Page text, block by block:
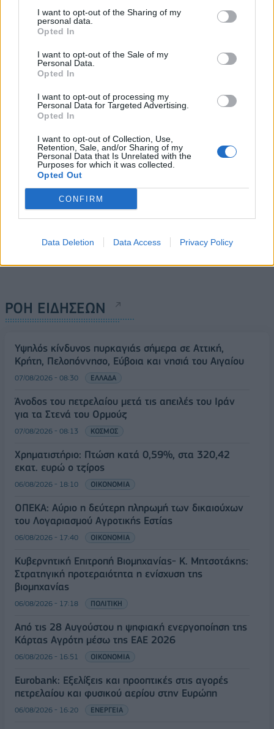
I want to opt-out of the Sharing of my
personal data.
Opted In
I want to opt-out of the Sale of my
Personal Data.
Opted In
I want to opt-out of processing my
Personal Data for Targeted Advertising.
Opted In
I want to opt-out of Collection, Use,
Retention, Sale, and/or Sharing of my
Personal Data that Is Unrelated with the
Purposes for which it was collected.
Opted Out
CONFIRM
Data Deletion Data Access Privacy Policy
Συνεργασία μεταξύ του
Κεφαλαιαγοράς
26/11/2025 - 17:04
Εθνικής Ασφαλιστικής: Να
ανακληθεί άμεσα
ΡΟΗ ΕΙΔΗΣΕΩΝ
Υψηλός κίνδυνος πυρκαγιάς σήμερα σε Αττική,
Κρήτη, Πελοπόννησο, Εύβοια και νησιά του Αιγαίου
07/08/2026 - 08:30 ΕΛΛΑΔΑ
Άνοδος του πετρελαίου μετά τις απειλές του Ιράν
για τα Στενά του Ορμούζ
07/08/2026 - 08:13 ΚΟΣΜΟΣ
Χρηματιστήριο: Πτώση κατά 0,59%, στα 320,42
εκατ. ευρώ ο τζίρος
06/08/2026 - 18:10 ΟΙΚΟΝΟΜΙΑ
ΟΠΕΚΑ: Αύριο η δεύτερη πληρωμή των δικαιούχων
του Λογαριασμού Αγροτικής Εστίας
06/08/2026 - 17:40 ΟΙΚΟΝΟΜΙΑ
Κυβερνητική Επιτροπή Βιομηχανίας- Κ. Μητσοτάκης:
Στρατηγική προτεραιότητα η ενίσχυση της
βιομηχανίας
06/08/2026 - 17:18 ΠΟΛΙΤΙΚΗ
Από τις 28 Αυγούστου η ψηφιακή ενεργοποίηση της
Κάρτας Αγρότη μέσω της ΕΑΕ 2026
06/08/2026 - 16:51 ΟΙΚΟΝΟΜΙΑ
Eurobank: Εξελίξεις και προοπτικές στις αγορές
πετρελαίου και φυσικού αερίου στην Ευρώπη
06/08/2026 - 16:20 ΕΝΕΡΓΕΙΑ